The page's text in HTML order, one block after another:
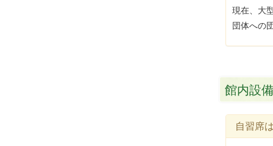
現在、大
団体への
館内設
自習席